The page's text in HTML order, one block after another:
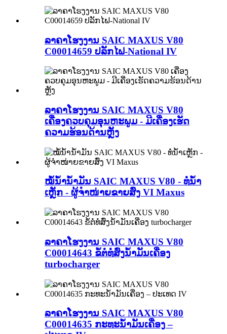
ລາຄາໂຮງງານ SAIC MAXUS V80
C00014659 ປລັກໄຟ-National IV
ລາຄາໂຮງງານ SAIC MAXUS V80
ເຄື່ອງຄວບຄຸມອຸນຫະພູມ - ມີເຄື່ອງເຮັດ
ຄວາມຮ້ອນດ້ານຫຼັງ
ໝໍ້ນ້ຳນ້ຳມັນ SAIC MAXUS V80 - ທໍ່ນ້ຳ
ເຫຼັກ - ຜູ້ຈຳໜ່າຍຂາຍສົ່ງ VI Maxus
ລາຄາໂຮງງານ SAIC MAXUS V80
C00014643 ຂໍ້ຕໍ່ທໍ່ສົ່ງນ້ຳມັນເຄື່ອງ
turbocharger
ລາຄາໂຮງງານ SAIC MAXUS V80
C00014635 ກະທະນ້ຳມັນເຄື່ອງ –